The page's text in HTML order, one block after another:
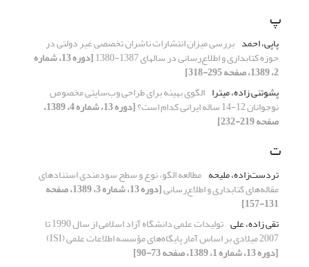
پ
پاپی، احمد بررسی میزان انتشارات ناشران تخصصی غیر دولتی در
حوزه کتابداری و اطلاع‌رسانی در سالهای 1387-1380 [دوره 13، شماره
2، 1389، صفحه 295-318]
پشوتنی زاده، میترا الگوی بهینه برای طراحی وب‌سایتی مخصوص
نوجوانان 12-14 ساله ایرانی کدام است؟ [دوره 13، شماره 4، 1389،
صفحه 219-232]
ت
تردست‌زاده، ملیحه مطالعه الگو، نوع و سطح سودمندی استنادهای
مقاله‌های کتابداری و اطلاع‌رسانی [دوره 13، شماره 3، 1389، صفحه
131-157]
تقی زاده، علی
تولیدات علمی دانشگاه آزاد اسلامی از سال 1990 تا
2007 میلادی بر اساس آمار پایگاه‌های مؤسسه اطلاعات علمی (ISI)
[دوره 13، شماره 1، 1389، صفحه 73-90]